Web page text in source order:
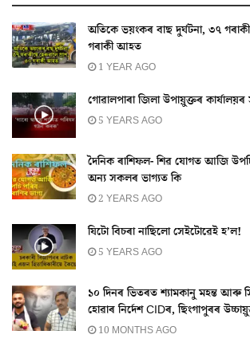
অতিকে ভয়ংকৰ বাছ দুৰ্ঘটনা, ৩৭
গৰাকী আহত
1 YEAR AGO
গোৱালপাৰা জিলা উপায়ুক্তৰ কাৰ্যালয়ৰ
5 YEARS AGO
দৈনিক ৰাশিফল- শিৱ যোগত আজি
অন্য সকলৰ ভাগ্যত কি
2 YEARS AGO
যিটো বিচৰা নাছিলো সেইটোৱেই হ’ল!
5 YEARS AGO
১০ দিনৰ ভিতৰত শ্যামকানু মহন্ত আৰু
হোৱাৰ নিৰ্দেশ CIDৰ, ছিংগাপুৰৰ
10 MONTHS AGO